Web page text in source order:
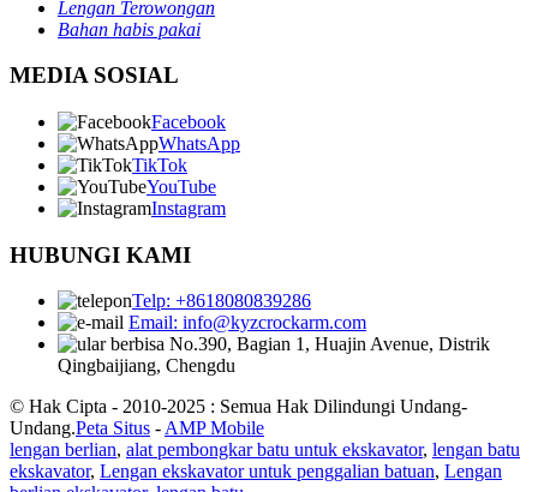
Lengan Terowongan
Bahan habis pakai
MEDIA SOSIAL
Facebook
WhatsApp
TikTok
YouTube
Instagram
HUBUNGI KAMI
Telp: +8618080839286
Email: info@kyzcrockarm.com
No.390, Bagian 1, Huajin Avenue, Distrik
Qingbaijiang, Chengdu
© Hak Cipta - 2010-2025 : Semua Hak Dilindungi Undang-
Undang.Peta Situs -AMP Mobile
lengan berlian, alat pembongkar batu untuk ekskavator, lengan batu
ekskavator, Lengan ekskavator untuk penggalian batuan, Lengan